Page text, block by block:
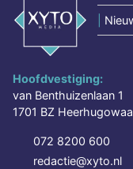
Hoofdvestiging:
van Benthuizenlaan 1
1701 BZ
072 8200 600
redactie@xyto.nl